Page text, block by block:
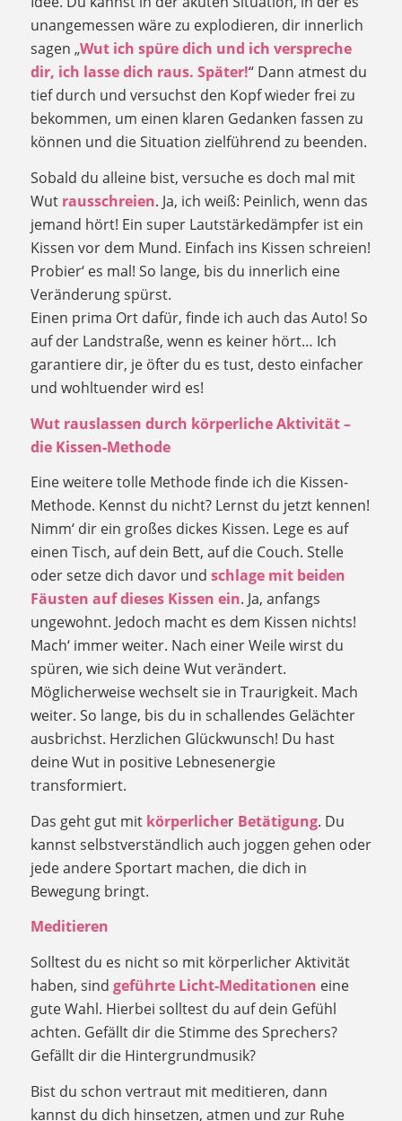
unangemessen wäre zu explodieren, dir innerlich
sagen „Wut ich spüre dich und ich verspreche
dir, ich lasse dich raus. Später!“ Dann atmest du
tief durch und versuchst den Kopf wieder frei zu
bekommen, um einen klaren Gedanken fassen zu
können und die Situation zielführend zu beenden.
Sobald du alleine bist, versuche es doch mal mit
Wut rausschreien. Ja, ich weiß: Peinlich, wenn das
jemand hört! Ein super Lautstärkedämpfer ist ein
Kissen vor dem Mund. Einfach ins Kissen schreien!
Probier‘ es mal! So lange, bis du innerlich eine
Veränderung spürst.
Einen prima Ort dafür, finde ich auch das Auto! So
auf der Landstraße, wenn es keiner hört… Ich
garantiere dir, je öfter du es tust, desto einfacher
und wohltuender wird es!
Wut rauslassen durch körperliche Aktivität –
die Kissen-Methode
Eine weitere tolle Methode finde ich die Kissen-
Methode. Kennst du nicht? Lernst du jetzt kennen!
Nimm‘ dir ein großes dickes Kissen. Lege es auf
einen Tisch, auf dein Bett, auf die Couch. Stelle
oder setze dich davor und schlage mit beiden
Fäusten auf dieses Kissen ein. Ja, anfangs
ungewohnt. Jedoch macht es dem Kissen nichts!
Mach‘ immer weiter. Nach einer Weile wirst du
spüren, wie sich deine Wut verändert.
Möglicherweise wechselt sie in Traurigkeit. Mach
weiter. So lange, bis du in schallendes Gelächter
ausbrichst. Herzlichen Glückwunsch! Du hast
deine Wut in positive Lebnesenergie
transformiert.
Das geht gut mit körperlicher Betätigung. Du
kannst selbstverständlich auch joggen gehen oder
jede andere Sportart machen, die dich in
Bewegung bringt.
Meditieren
Solltest du es nicht so mit körperlicher Aktivität
haben, sind geführte Licht-Meditationen eine
gute Wahl. Hierbei solltest du auf dein Gefühl
achten. Gefällt dir die Stimme des Sprechers?
Gefällt dir die Hintergrundmusik?
Bist du schon vertraut mit meditieren, dann
kannst du dich hinsetzen, atmen und zur Ruhe